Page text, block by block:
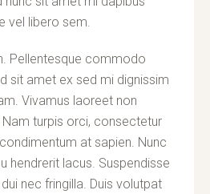
vel libero sem.
Pellentesque commodo
sit amet ex sed mi dignissim
Vivamus laoreet non
turpis orci, consectetur
at sapien. Nunc
hendrerit lacus. Suspendisse
nec fringilla. Duis volutpat